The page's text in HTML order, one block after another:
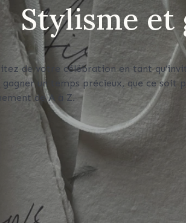
Stylisme et
de votre célébration en tant
gagner un temps précieux, que ce
de A à Z.